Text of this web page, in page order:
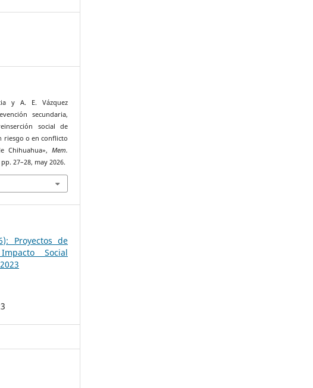
y A. E. Vázquez
secundaria,
social de
riesgo o en conflicto
Chihuahua», Mem.
27–28, may 2026.
Proyectos de
Social